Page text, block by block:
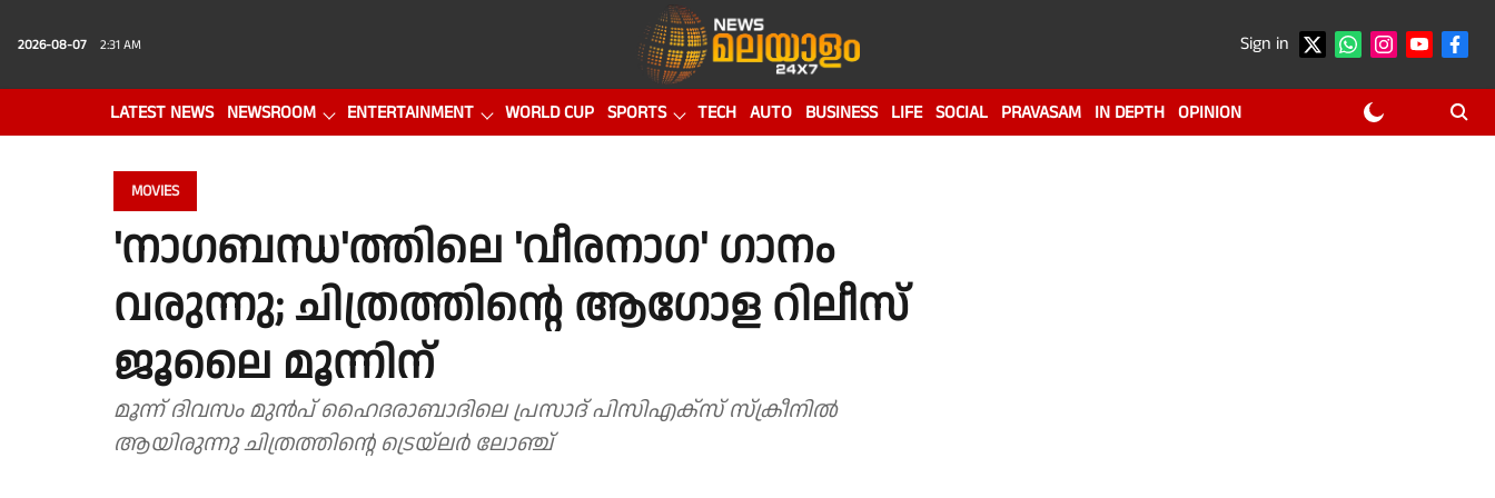
2026-08-07 2:31 AM Sign in
LATEST NEWS NEWSROOM ENTERTAINMENT WORLD CUP SPORTS TECH AUTO BUSINESS LIFE SOCIAL PRAVASAM IN DEPTH OPINION
MOVIES
'നാഗബന്ധ'ത്തിലെ 'വീരനാഗ' ഗാനം
വരുന്നു; ചിത്രത്തിന്റെ ആഗോള റിലീസ്
ജൂലൈ മൂന്നിന്
മൂന്ന് ദിവസം മുൻപ് ഹൈദരാബാദിലെ പ്രസാദ് പിസിഎക്സ് സ്ക്രീനിൽ
ആയിരുന്നു ചിത്രത്തിന്റെ ട്രെയ്‌ലർ ലോഞ്ച്